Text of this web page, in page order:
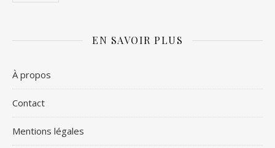
EN SAVOIR PLUS
À propos
Contact
Mentions légales